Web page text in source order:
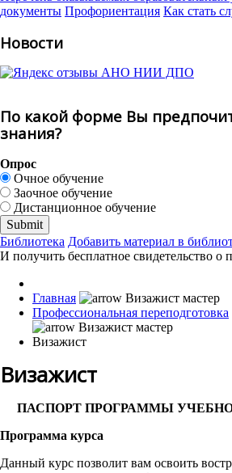
документы Профориентация Как стать
Новости
По какой форме Вы
знания?
Опрос
Очное обучение
Заочное обучение
Дистанционное обучение
Библиотека Добавить материал в
И получить бесплатное свидетельство о
Главная
Профессиональная переподготовка
Визажист
Визажист
ПАСПОРТ ПРОГРАММЫ
Программа курса
Данный курс позволит вам освоить